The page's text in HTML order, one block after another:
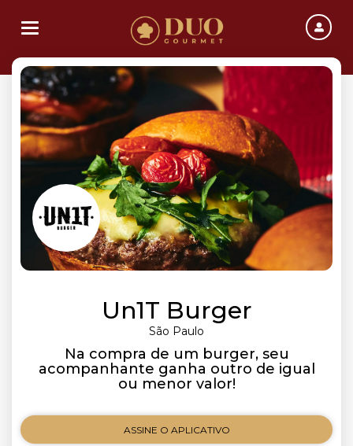
Toggle navigation
Un1T Burger
São Paulo
Na compra de um burger, seu
acompanhante ganha outro de igual
ou menor valor!
ASSINE O APLICATIVO